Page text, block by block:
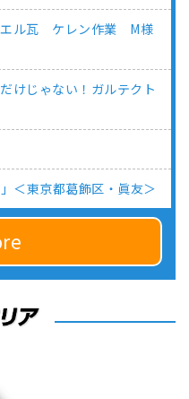
ル瓦 ケレン作業 M様
けじゃない！ガルテクト
＜東京都葛飾区・眞友＞